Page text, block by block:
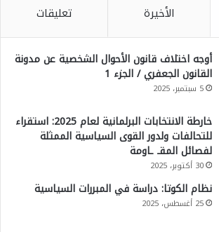
الأخيرة تعليقات
أوجه اختلاف قانون الأحوال الشخصية عن مدونة
القانون الجعفري / الجزء 1
5 سبتمبر، 2025
خارطة الانتخابات البرلمانية لعام 2025: استقراء
للتحالفات ولدور القوى السياسية الممثلة
لفصائل المقـ ـاومة
30 أكتوبر، 2025
نظام الكوتا: دراسة في المبررات السياسية
25 أغسطس، 2025